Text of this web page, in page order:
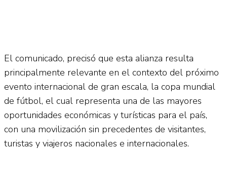
El comunicado, precisó que esta alianza resulta
principalmente relevante en el contexto del próximo
evento internacional de gran escala, la copa mundial
de fútbol, el cual representa una de las mayores
oportunidades económicas y turísticas para el país,
con una movilización sin precedentes de visitantes,
turistas y viajeros nacionales e internacionales.